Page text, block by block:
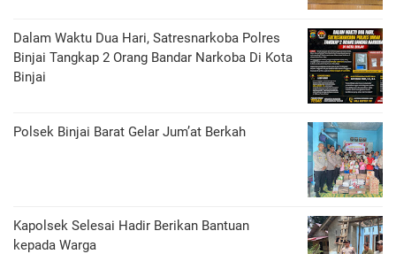
Dalam Waktu Dua Hari, Satresnarkoba Polres
Binjai Tangkap 2 Orang Bandar Narkoba Di Kota
Binjai
Polsek Binjai Barat Gelar Jum’at Berkah
Kapolsek Selesai Hadir Berikan Bantuan
kepada Warga